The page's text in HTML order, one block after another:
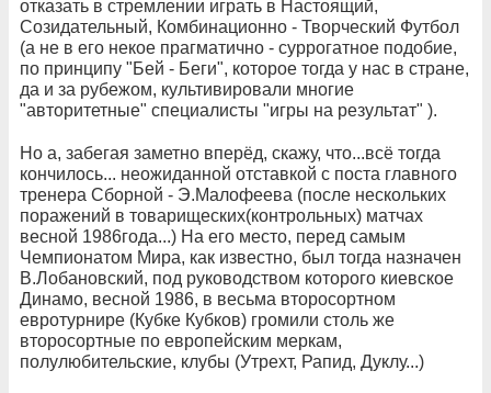
отказать в стремлении играть в Настоящий,
Созидательный, Комбинационно - Творческий Футбол
(а не в его некое прагматично - суррогатное подобие,
по принципу "Бей - Беги", которое тогда у нас в стране,
да и за рубежом, культивировали многие
"авторитетные" специалисты "игры на результат" ).
Но а, забегая заметно вперёд, скажу, что...всё тогда
кончилось... неожиданной отставкой с поста главного
тренера Сборной - Э.Малофеева (после нескольких
поражений в товарищеских(контрольных) матчах
весной 1986года...) На его место, перед самым
Чемпионатом Мира, как известно, был тогда назначен
В.Лобановский, под руководством которого киевское
Динамо, весной 1986, в весьма второсортном
евротурнире (Кубке Кубков) громили столь же
второсортные по европейским меркам,
полулюбительские, клубы (Утрехт, Рапид, Дуклу...)